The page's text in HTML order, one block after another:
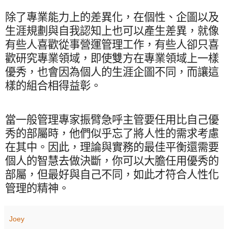
除了專業能力上的差異化，在個性、企圖以及
生涯規劃與自我認知上也可以產生差異，就像
有些人喜歡從事營運管理工作，有些人卻只喜
歡研究專業領域，即使雙方在專業領域上一樣
優秀，也會因為個人的生涯企圖不同，而讓這
樣的組合相得益彰。
當一般管理專家振臂急呼主管要任用比自己優
秀的部屬時，他們似乎忘了將人性的需求考慮
在其中。因此，理論與實務的最佳平衡還需要
個人的智慧去做決斷，你可以大膽任用優秀的
部屬，但最好與自己不同，如此才符合人性化
管理的精神。
Joey